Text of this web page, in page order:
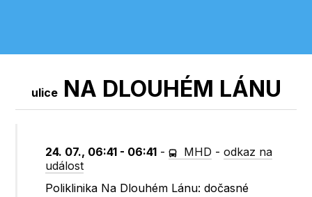
uliceNA DLOUHÉM LÁNU
24. 07., 06:41 - 06:41 - MHD -odkaz na
událost
Poliklinika Na Dlouhém Lánu: dočasné